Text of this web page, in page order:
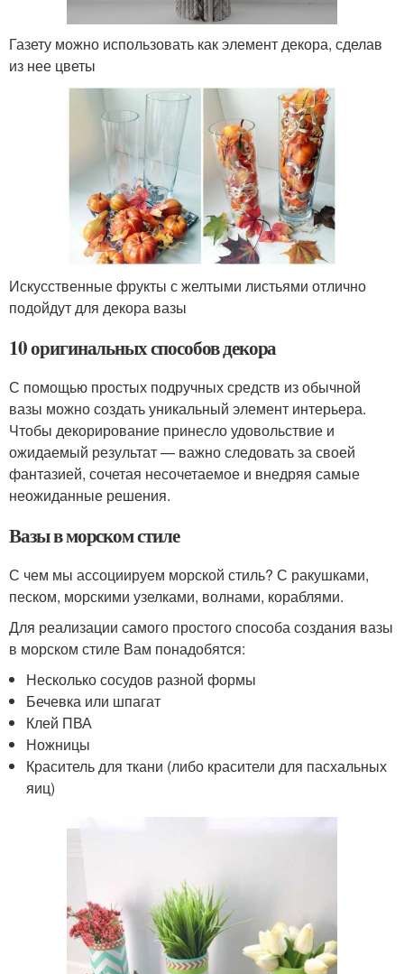
Газету можно использовать как элемент декора, сделав
из нее цветы
Искусственные фрукты с желтыми листьями отлично
подойдут для декора вазы
10 оригинальных способов декора
С помощью простых подручных средств из обычной
вазы можно создать уникальный элемент интерьера.
Чтобы декорирование принесло удовольствие и
ожидаемый результат — важно следовать за своей
фантазией, сочетая несочетаемое и внедряя самые
неожиданные решения.
Вазы в морском стиле
С чем мы ассоциируем морской стиль? С ракушками,
песком, морскими узелками, волнами, кораблями.
Для реализации самого простого способа создания вазы
в морском стиле Вам понадобятся:
Несколько сосудов разной формы
Бечевка или шпагат
Клей ПВА
Ножницы
Краситель для ткани (либо красители для пасхальных
яиц)